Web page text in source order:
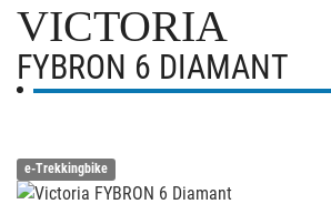
VICTORIA
FYBRON 6 DIAMANT
e-Trekkingbike